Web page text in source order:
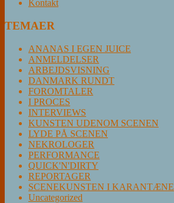
Kontakt
TEMAER
ANANAS I EGEN JUICE
ANMELDELSER
ARBEJDSVISNING
DANMARK RUNDT
FOROMTALER
I PROCES
INTERVIEWS
KUNSTEN UDENOM SCENEN
LYDE PÅ SCENEN
NEKROLOGER
PERFORMANCE
QUICK'N'DIRTY
REPORTAGER
SCENEKUNSTEN I KARANTÆNE
Uncategorized